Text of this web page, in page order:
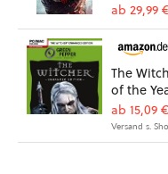
ab 29,99
The
of the
ab 15,09 €
Versand s.